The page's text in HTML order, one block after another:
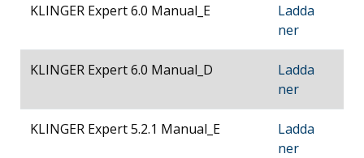
KLINGER Expert 6.0 Manual_E
Ladda
ner
KLINGER Expert 6.0 Manual_D
Ladda
ner
KLINGER Expert 5.2.1 Manual_E
Ladda
ner